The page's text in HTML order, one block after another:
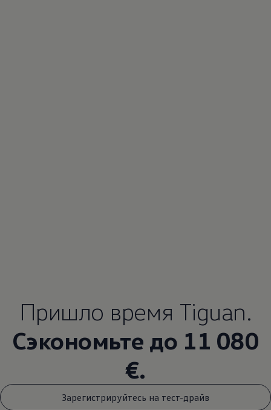
Пришло время Tiguan.
Сэкономьте до 11 080
€.
Зарегистрируйтесь на тест-драйв